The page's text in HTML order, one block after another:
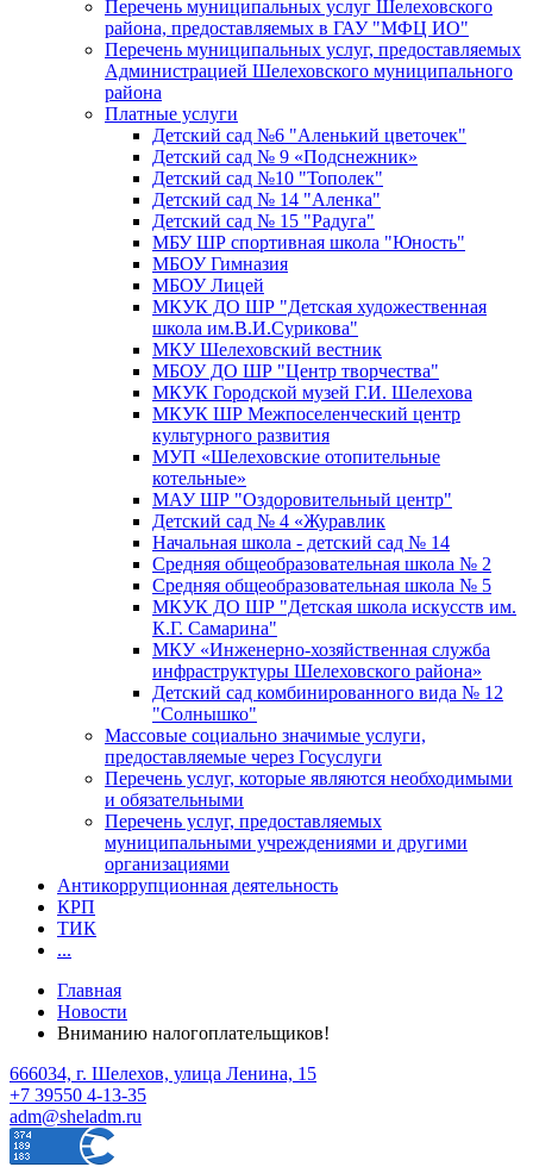
Перечень муниципальных услуг Шелеховского
района, предоставляемых в ГАУ "МФЦ ИО"
Перечень муниципальных услуг, предоставляемых
Администрацией Шелеховского муниципального
района
Платные услуги
Детский сад №6 "Аленький цветочек"
Детский сад № 9 «Подснежник»
Детский сад №10 "Тополек"
Детский сад № 14 "Аленка"
Детский сад № 15 "Радуга"
МБУ ШР спортивная школа "Юность"
МБОУ Гимназия
МБОУ Лицей
МКУК ДО ШР "Детская художественная
школа им.В.И.Сурикова"
МКУ Шелеховский вестник
МБОУ ДО ШР "Центр творчества"
МКУК Городской музей Г.И. Шелехова
МКУК ШР Межпоселенческий центр
культурного развития
МУП «Шелеховские отопительные
котельные»
МАУ ШР "Оздоровительный центр"
Детский сад № 4 «Журавлик
Начальная школа - детский сад № 14
Средняя общеобразовательная школа № 2
Средняя общеобразовательная школа № 5
МКУК ДО ШР "Детская школа искусств им.
К.Г. Самарина"
МКУ «Инженерно-хозяйственная служба
инфраструктуры Шелеховского района»
Детский сад комбинированного вида № 12
"Солнышко"
Массовые социально значимые услуги,
предоставляемые через Госуслуги
Перечень услуг, которые являются необходимыми
и обязательными
Перечень услуг, предоставляемых
муниципальными учреждениями и другими
организациями
Антикоррупционная деятельность
КРП
ТИК
...
Главная
Новости
Вниманию налогоплательщиков!
666034, г. Шелехов, улица Ленина, 15
+7 39550 4-13-35
adm@sheladm.ru